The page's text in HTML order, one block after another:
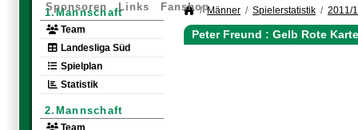
Sponsoren Links Fanshop
1.Mannschaft
Team
Landesliga Süd
Spielplan
Statistik
2.Mannschaft
Team
Männer Spielerstatistik 2011/
Peter Freund : Gelb Rote